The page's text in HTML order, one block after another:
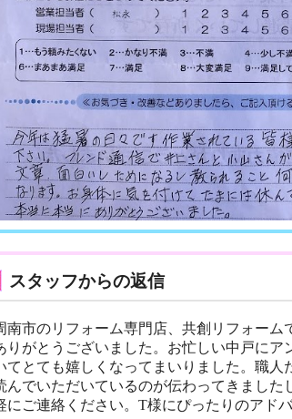
スタッフからの返信
南市のリフォーム専門店、共創リフォー
りがとうございました。お忙しい中戸に
てとても嬉しくなってまいりました。職
んでいただいているのが伝わってきまし
にご連絡ください。T様にぴったりのアド